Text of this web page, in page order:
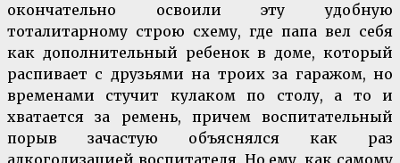
окончательно освоили эту удобную
тоталитарному строю схему, где папа вел себя
как дополнительный ребенок в доме, который
распивает с друзьями на троих за гаражом, но
временами стучит кулаком по столу, а то и
хватается за ремень, причем воспитательный
порыв зачастую объяснялся как раз